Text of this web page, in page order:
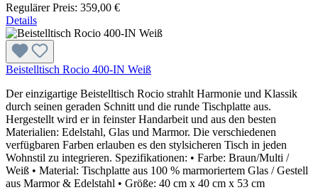
Regulärer Preis: 359,00 €
Details
Beistelltisch Rocio 400-IN Weiß
Der einzigartige Beistelltisch Rocio strahlt Harmonie und Klassik
durch seinen geraden Schnitt und die runde Tischplatte aus.
Hergestellt wird er in feinster Handarbeit und aus den besten
Materialien: Edelstahl, Glas und Marmor. Die verschiedenen
verfügbaren Farben erlauben es den stylsicheren Tisch in jeden
Wohnstil zu integrieren. Spezifikationen: • Farbe: Braun/Multi /
Weiß • Material: Tischplatte aus 100 % marmoriertem Glas / Gestell
aus Marmor & Edelstahl • Größe: 40 cm x 40 cm x 53 cm